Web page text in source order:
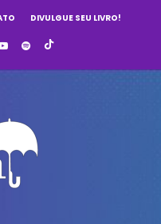
DIVULGUE SEU LIVRO!